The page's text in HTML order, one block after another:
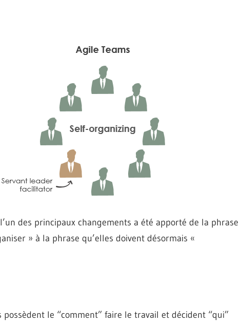
des principaux changements a été apporté de la phrase
» à la phrase qu’elles doivent désormais «
le “comment” faire le travail et décident “qui”